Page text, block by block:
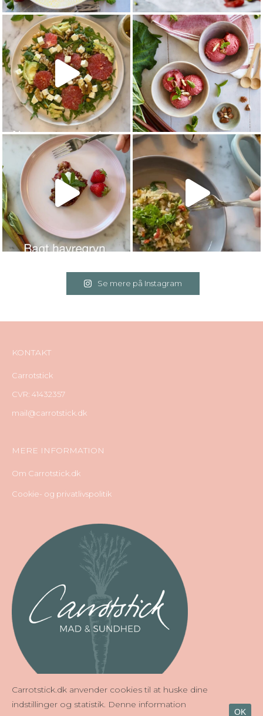
Se mere på Instagram
KONTAKT
Carrotstick
CVR: 41432357
mail@carrotstick.dk
MERE INFORMATION
Om Carrotstick.dk
Cookie- og privatlivspolitik
Carrotstick.dk anvender cookies til at huske dine
indstillinger og statistik. Denne information
OK